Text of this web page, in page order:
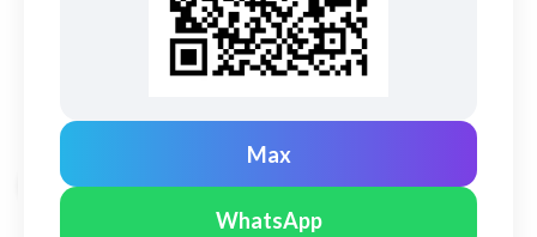
Max
WhatsApp
Нажмите, чтобы увеличить